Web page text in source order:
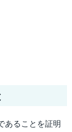
あることを証明